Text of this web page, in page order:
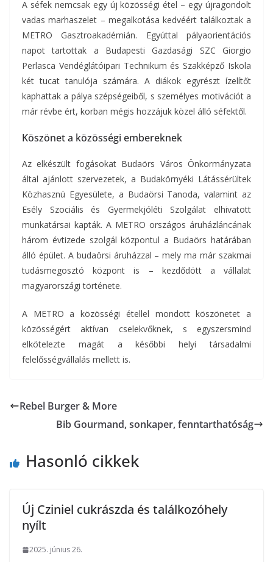
A séfek nemcsak egy új közösségi étel – egy újragondolt
vadas marhaszelet – megalkotása kedvéért találkoztak a
METRO Gasztroakadémián. Egyúttal pályaorientációs
napot tartottak a Budapesti Gazdasági SZC Giorgio
Perlasca Vendéglátóipari Technikum és Szakképző Iskola
két tucat tanulója számára. A diákok egyrészt ízelítőt
kaphattak a pálya szépségeiből, s személyes motivációt a
már révbe ért, korban mégis hozzájuk közel álló séfektől.
Köszönet a közösségi embereknek
Az elkészült fogásokat Budaörs Város Önkormányzata
által ajánlott szervezetek, a Budakörnyéki Látássérültek
Közhasznú Egyesülete, a Budaörsi Tanoda, valamint az
Esély Szociális és Gyermekjóléti Szolgálat elhivatott
munkatársai kapták. A METRO országos áruházláncának
három évtizede szolgál központul a Budaörs határában
álló épület. A budaörsi áruházzal – mely ma már szakmai
tudásmegosztó központ is – kezdődött a vállalat
magyarországi története.
A METRO a közösségi étellel mondott köszönetet a
közösségért aktívan cselekvőknek, s egyszersmind
elkötelezte magát a későbbi helyi társadalmi
felelősségvállalás mellett is.
Rebel Burger & More
Bib Gourmand, sonkaper, fenntarthatóság
Hasonló cikkek
Új Cziniel cukrászda és találkozóhely
nyílt
2025. június 26.